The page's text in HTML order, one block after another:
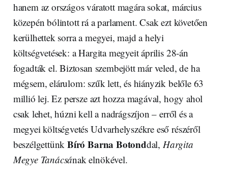
hanem az országos váratott magára sokat, március
közepén bólintott rá a parlament. Csak ezt követően
kerülhettek sorra a megyei, majd a helyi
költségvetések: a Hargita megyeit április 28-án
fogadták el. Biztosan szembejött már veled, de ha
mégsem, elárulom: szűk lett, és hiányzik belőle 63
millió lej. Ez persze azt hozza magával, hogy ahol
csak lehet, húzni kell a nadrágszíjon – erről és a
megyei költségvetés Udvarhelyszékre eső részéről
beszélgettünkBíró Barna Botonddal, Hargita
Megye Tanácsának elnökével.